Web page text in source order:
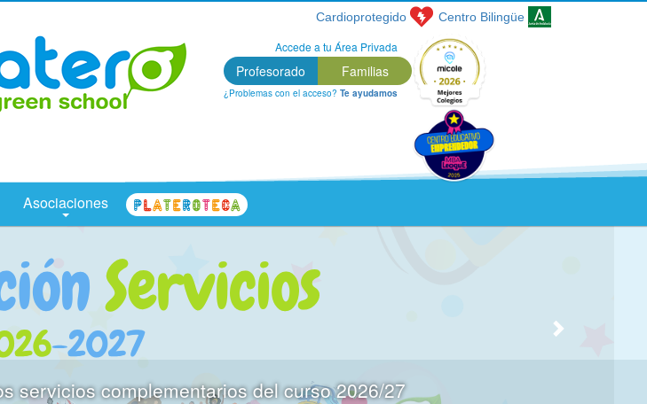
Cardioprotegido Centro Bilingüe
Málaga: Colegio Platero Green School Accede a tu Área Privada
Profesorado Familias
¿Problemas con el acceso? Te ayudamos
Asociaciones
complementarios del curso 2026/27